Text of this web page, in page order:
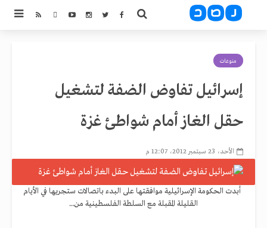
منوعات
إسرائيل تفاوض الضفة لتشغيل
حقل الغاز أمام شواطئ غزة
الأحد، 23 سبتمبر 2012، 12:07 م
أبدت الحكومة الإسرائيلية موافقتها على البدء باتصالات ستجريها في الأيام
القليلة المقبلة مع السلطة الفلسطينية من...